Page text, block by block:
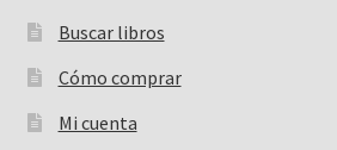
Buscar libros
Buscar:
Cómo comprar
Mi cuenta